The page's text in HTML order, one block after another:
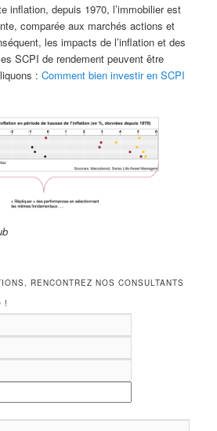
inflation, depuis 1970, l’immobilier est
comparée aux marchés actions et
les impacts de l’inflation et des
SCPI de rendement peuvent être
:Comment bien investir en SCPI
RENCONTREZ NOS CONSULTANTS
!